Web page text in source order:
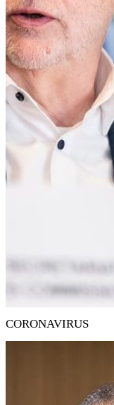
CORONAVIRUS